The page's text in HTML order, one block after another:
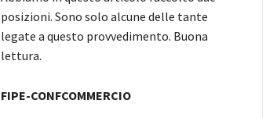
posizioni. Sono solo alcune delle tante
legate a questo provvedimento. Buona
lettura.
FIPE-CONFCOMMERCIO